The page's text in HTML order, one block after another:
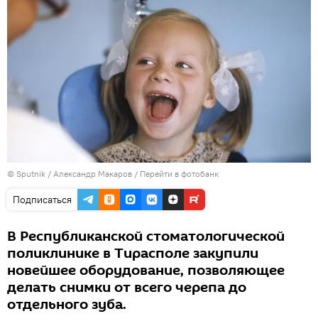
© Sputnik / Александр Макаров / Перейти в фотобанк
Подписаться
В Республиканской стоматологической
поликлинике в Тирасполе закупили
новейшее оборудование, позволяющее
делать снимки от всего черепа до
отдельного зуба.